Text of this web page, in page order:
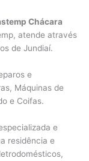
Chácara
atende através
de Jundiaí.
e
Máquinas de
e Coifas.
e
residência e